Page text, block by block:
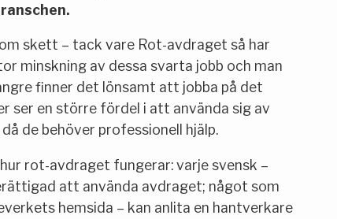
skett – tack vare Rot-avdraget så har
minskning av dessa svarta jobb och man
finner det lönsamt att jobba på det
ser en större fördel i att använda sig av
de behöver professionell hjälp.
rot-avdraget fungerar: varje svensk –
att använda avdraget; något som
hemsida – kan anlita en hantverkare